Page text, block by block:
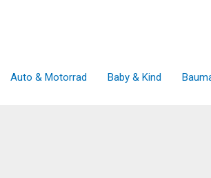
Auto & Motorrad Baby & Kind